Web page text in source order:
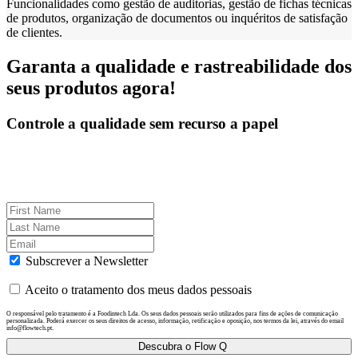
Funcionalidades como gestão de auditorias, gestão de fichas técnicas
de produtos, organização de documentos ou inquéritos de satisfação
de clientes.
Garanta a qualidade e rastreabilidade dos
seus produtos agora!
Controle a qualidade sem recurso a papel
Subscrever a Newsletter
Aceito o tratamento dos meus dados pessoais
O responsável pelo tratamento é a Foodintech Lda. Os seus dados pessoais serão utilizados para fins de ações de comunicação
personalizada. Poderá exercer os seus direitos de acesso, informação, retificação e oposição, nos termos da lei, através do email
info@flowtech.pt.
Descubra o Flow Q